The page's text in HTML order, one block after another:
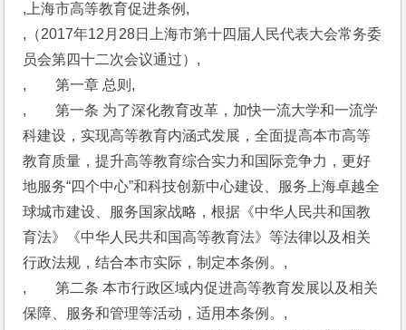
,上海市高等教育促进条例,
,（2017年12月28日上海市第十四届人民代表大会常务委
员会第四十二次会议通过）,
,　　第一章 总则,
,　　第一条 为了深化教育改革，加快一流大学和一流学
科建设，实现高等教育内涵式发展，全面提高本市高等
教育质量，提升高等教育综合实力和国际竞争力，更好
地服务“四个中心”和科技创新中心建设、服务上海卓越全
球城市建设、服务国家战略，根据《中华人民共和国教
育法》《中华人民共和国高等教育法》等法律以及相关
行政法规，结合本市实际，制定本条例。,
,　　第二条 本市行政区域内促进高等教育发展以及相关
保障、服务和管理等活动，适用本条例。,